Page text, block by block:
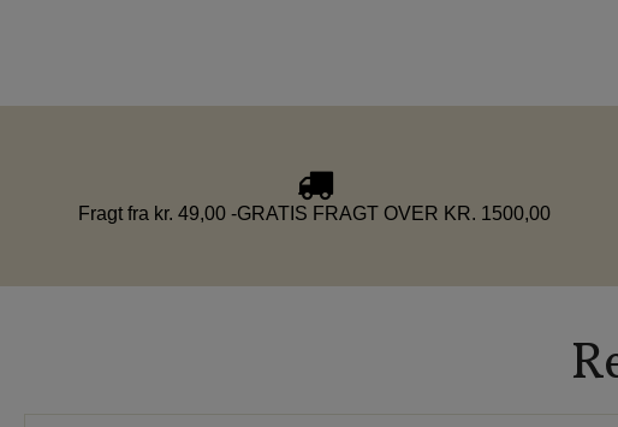
Fragt fra kr. 49,00 -GRATIS FRAGT OVER KR. 1500,00